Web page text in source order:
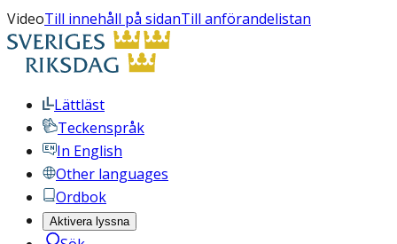
VideoTill innehåll på sidanTill anförandelistan
Lättläst
Teckenspråk
In English
Other languages
Ordbok
Aktivera lyssna